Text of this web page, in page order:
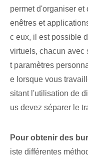
permet d'organiser et
enêtres et
c eux, il est possible
virtuels, chacun avec
t paramètres
e lorsque vous
sitant l'utilisation de
us devez séparer le
Pour obtenir des
iste différentes